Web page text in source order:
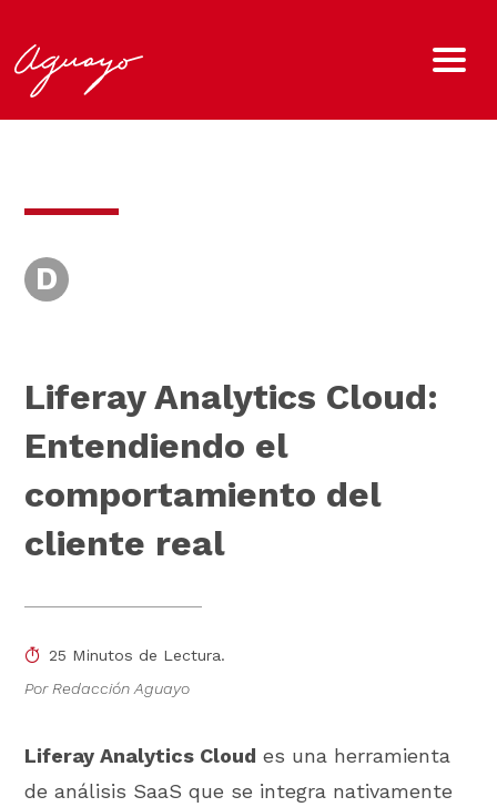
D
Liferay Analytics Cloud:
Entendiendo el
comportamiento del
cliente real
25 Minutos de Lectura.
Por Redacción Aguayo
Liferay Analytics Cloud es una herramienta
de análisis SaaS que se integra nativamente